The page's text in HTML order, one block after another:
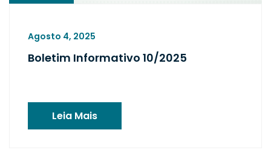
Agosto 4, 2025
Boletim Informativo 10/2025
Leia Mais